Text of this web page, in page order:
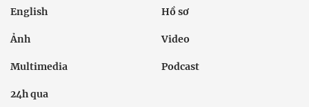
English Hồ sơ
Ảnh Video
Multimedia Podcast
24h qua